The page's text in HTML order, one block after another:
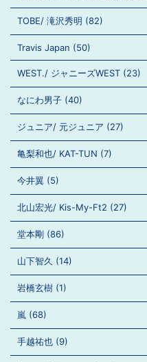
TOBE/ 滝沢秀明 (82)
Travis Japan (50)
WEST./ ジャニーズWEST (23)
なにわ男子 (40)
ジュニア/ 元ジュニア (27)
亀梨和也/ KAT-TUN (7)
今井翼 (5)
北山宏光/ Kis-My-Ft2 (27)
堂本剛 (86)
山下智久 (14)
岩橋玄樹 (1)
嵐 (68)
手越祐也 (9)